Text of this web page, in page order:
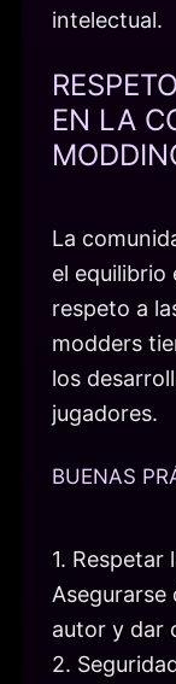
intelectual.
EN LA
La
el equilibrio
respeto a
modders
los
jugadores.
BUENAS
1. Respetar
autor y dar
2.